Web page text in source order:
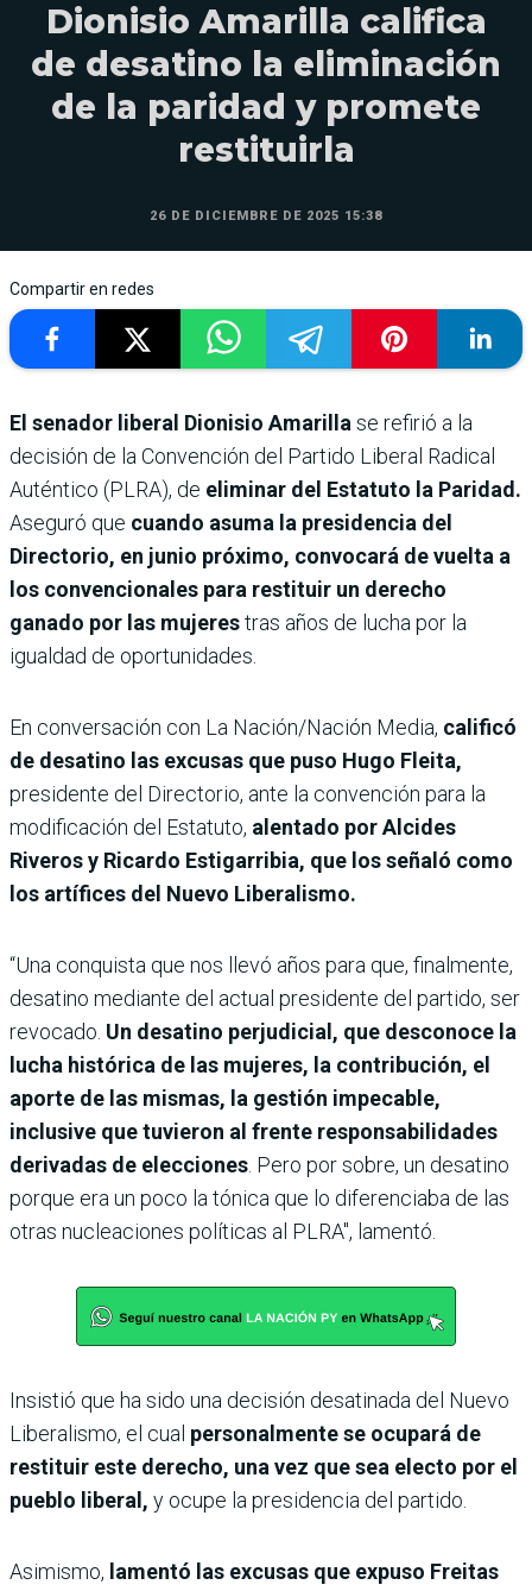
Dionisio Amarilla califica
de desatino la eliminación
de la paridad y promete
restituirla
26 DE DICIEMBRE DE 2025 15:38
Compartir en redes
El senador liberal Dionisio Amarillase refirió a la
decisión de la Convención del Partido Liberal Radical
Auténtico (PLRA), de eliminar del Estatuto la Paridad.
Aseguró que cuando asuma la presidencia del
Directorio, en junio próximo, convocará de vuelta a
los convencionales para restituir un derecho
ganado por las mujerestras años de lucha por la
igualdad de oportunidades.
En conversación con La Nación/Nación Media, calificó
de desatino las excusas que puso Hugo Fleita,
presidente del Directorio, ante la convención para la
modificación del Estatuto, alentado por Alcides
Riveros y Ricardo Estigarribia, que los señaló como
los artífices del Nuevo Liberalismo.
“Una conquista que nos llevó años para que, finalmente,
desatino mediante del actual presidente del partido, ser
revocado. Un desatino perjudicial, que desconoce la
lucha histórica de las mujeres, la contribución, el
aporte de las mismas, la gestión impecable,
inclusive que tuvieron al frente responsabilidades
derivadas de elecciones. Pero por sobre, un desatino
porque era un poco la tónica que lo diferenciaba de las
otras nucleaciones políticas al PLRA", lamentó.
Insistió que ha sido una decisión desatinada del Nuevo
Liberalismo, el cual personalmente se ocupará de
restituir este derecho, una vez que sea electo por el
pueblo liberal, y ocupe la presidencia del partido.
Asimismo, lamentó las excusas que expuso Freitas